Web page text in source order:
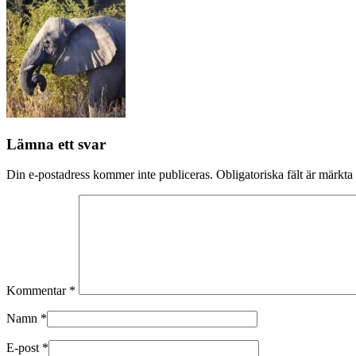
Lämna ett svar
Din e-postadress kommer inte publiceras. Obligatoriska fält är märkta
Kommentar *
Namn *
E-post *